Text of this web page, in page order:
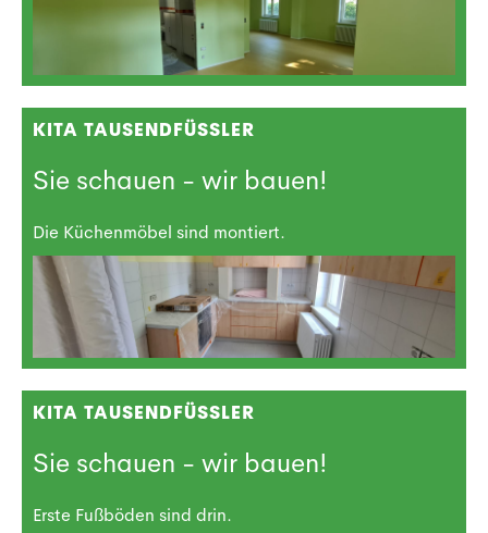
KITA TAUSENDFÜSSLER
Sie schauen - wir bauen!
Die Küchenmöbel sind montiert.
KITA TAUSENDFÜSSLER
Sie schauen - wir bauen!
Erste Fußböden sind drin.